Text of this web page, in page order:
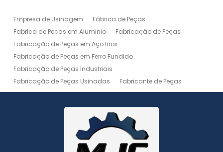
Empresa de Usinagem
Fábrica de Peças
Fabrica de Peças em Aluminio
Fabricação de Peças
Fabricação de Peças em Aço Inox
Fabricação de Peças em Ferro Fundido
Fabricação de Peças Industriais
Fabricação de Peças Usinadas
Fabricante de Peças
Fabricante de Peças de Máquinas
Manutenção de Máquina
Peças Usinadas
Serviço de Soldagem
Serviço de Usinagem
Serviço de Usinagem Pesada
Serviços de Usinagem CNC